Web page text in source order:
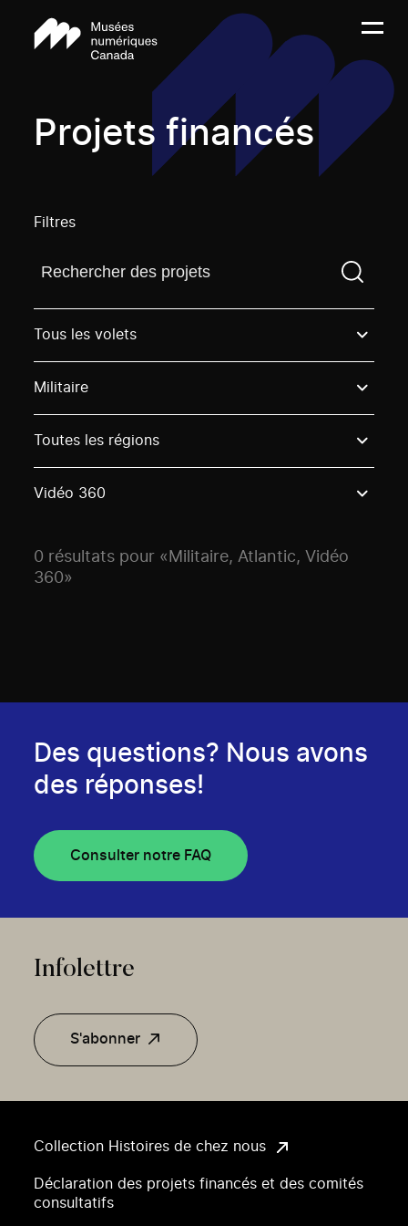
Projets financés
Filtres
Trouvez un projetVous devez saisir un terme de
Tous les volets
Militaire
Toutes les régions
Vidéo 360
0 résultats pour «Militaire, Atlantic, Vidéo
360»
Collection Histoires de chez nous
Déclaration des projets financés et des comités
consultatifs
Des questions? Nous avons
des réponses!
Consulter notre FAQ
Infolettre
S'abonner